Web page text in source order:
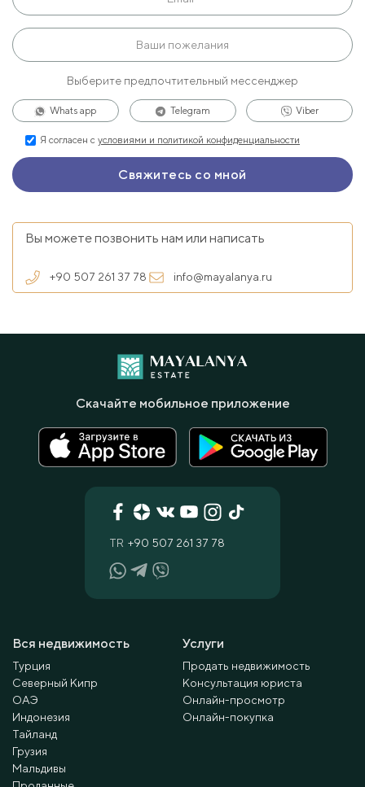
Выберите предпочтительный мессенджер
Whats app Telegram Viber
Я согласен с условиями и политикой конфиденциальности
Вы можете позвонить нам или написать
+90 507 261 37 78 info@mayalanya.ru
Вся недвижимость
Турция
Северный Кипр
ОАЭ
Индонезия
Тайланд
Грузия
Мальдивы
Услуги
Продать недвижимость
Консультация юриста
Онлайн-просмотр
Онлайн-покупка
TR +90 507 261 37 78
Скачайте мобильное приложение